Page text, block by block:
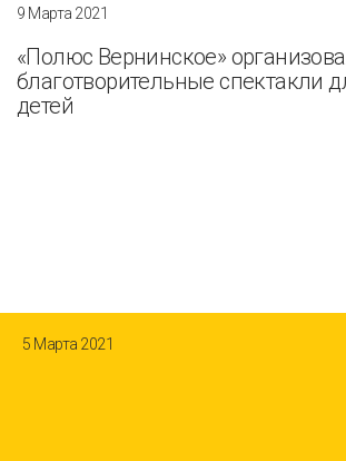
9 Марта 2021
«Полюс Вернинское»
благотворительные спектакли
детей
5 Марта 2021